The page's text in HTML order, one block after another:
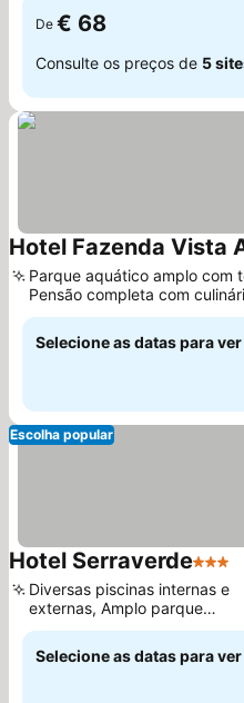
De € 68
Consulte os preços de 5
Hotel Fazenda Vista
Parque aquático amplo com
Pensão completa com
tradicional
Selecione as datas para
Escolha popular
Hotel Serraverde3
Diversas piscinas internas e
externas, Amplo parque
natural
Selecione as datas para